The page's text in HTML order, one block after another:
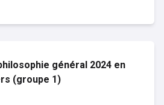
général 2024 en
(groupe 1)